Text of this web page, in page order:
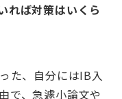
れば対策はいくら
た、自分にはIB入
で、急遽小論文や